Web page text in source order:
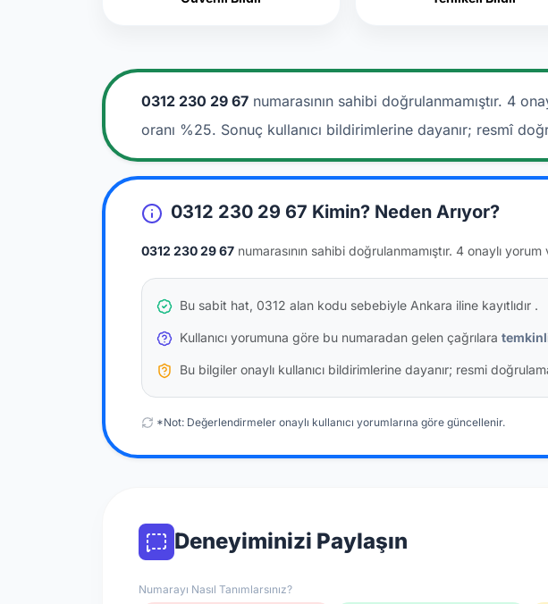
0312 230 29 67 numarasının sahibi doğrulanmamıştır. 4
oranı %25. Sonuç kullanıcı bildirimlerine dayanır; resmî
0312 230 29 67 Kimin? Neden Arıyor?
0312 230 29 67 numarasının sahibi doğrulanmamıştır. 4 onaylı yorum
Bu sabit hat, 0312 alan kodu sebebiyle Ankara iline kayıtlıdır .
Kullanıcı yorumuna göre bu numaradan gelen çağrılara
Bu bilgiler onaylı kullanıcı bildirimlerine dayanır; resmi
*Not: Değerlendirmeler onaylı kullanıcı yorumlarına göre güncellenir.
Deneyiminizi Paylaşın
Numarayı Nasıl Tanımlarsınız?